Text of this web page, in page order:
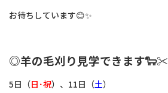
お待ちしています😊✨
◎羊の毛刈り見学できます🐑✂️
5日（日･祝）、11日（土）